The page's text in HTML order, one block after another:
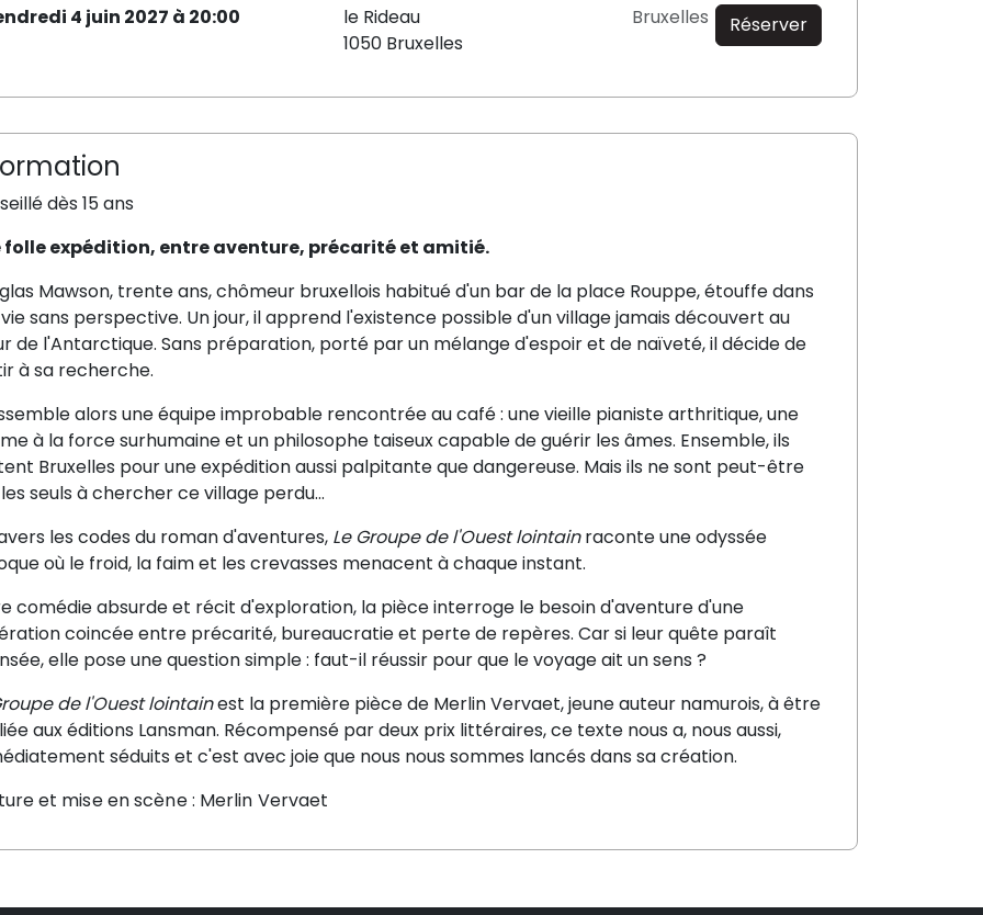
4 juin 2027 à 20:00
le Rideau
1050 Bruxelles
Bruxelles Réserver
dès 15 ans
folle expédition, entre aventure, précarité et amitié.
Mawson, trente ans, chômeur bruxellois habitué d'un bar de la place Rouppe, étouffe dans
sans perspective. Un jour, il apprend l'existence possible d'un village jamais découvert au
de l'Antarctique. Sans préparation, porté par un mélange d'espoir et de naïveté, il décide de
à sa recherche.
alors une équipe improbable rencontrée au café : une vieille pianiste arthritique, une
à la force surhumaine et un philosophe taiseux capable de guérir les âmes. Ensemble, ils
Bruxelles pour une expédition aussi palpitante que dangereuse. Mais ils ne sont peut-être
seuls à chercher ce village perdu...
les codes du roman d'aventures, Le Groupe de l'Ouest lointainraconte une odyssée
où le froid, la faim et les crevasses menacent à chaque instant.
comédie absurde et récit d'exploration, la pièce interroge le besoin d'aventure d'une
coincée entre précarité, bureaucratie et perte de repères. Car si leur quête paraît
elle pose une question simple : faut-il réussir pour que le voyage ait un sens ?
de l'Ouest lointainest la première pièce de Merlin Vervaet, jeune auteur namurois, à être
aux éditions Lansman. Récompensé par deux prix littéraires, ce texte nous a, nous aussi,
séduits et c'est avec joie que nous nous sommes lancés dans sa création.
et mise en scène : Merlin Vervaet